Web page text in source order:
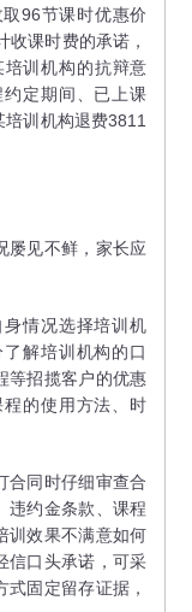
96节课时优惠价
课时费的承诺，
训机构的抗辩意
定期间、已上课
训机构退费3811
见不鲜，家长应
情况选择培训机
解培训机构的口
等招揽客户的优惠
的使用方法、时
同时仔细审查合
违约金条款、课程
训效果不满意如何
信口头承诺，可采
固定留存证据，